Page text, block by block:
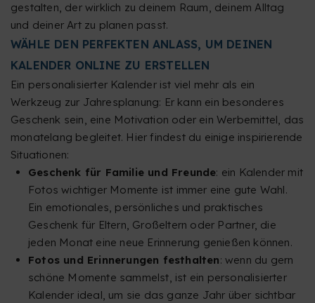
gestalten, der wirklich zu deinem Raum, deinem Alltag
und deiner Art zu planen passt.
WÄHLE DEN PERFEKTEN ANLASS, UM DEINEN
KALENDER ONLINE ZU ERSTELLEN
Ein personalisierter Kalender ist viel mehr als ein
Werkzeug zur Jahresplanung: Er kann ein besonderes
Geschenk sein, eine Motivation oder ein Werbemittel, das
monatelang begleitet. Hier findest du einige inspirierende
Situationen:
Geschenk für Familie und Freunde: ein Kalender mit
Fotos wichtiger Momente ist immer eine gute Wahl.
Ein emotionales, persönliches und praktisches
Geschenk für Eltern, Großeltern oder Partner, die
jeden Monat eine neue Erinnerung genießen können.
Fotos und Erinnerungen festhalten: wenn du gern
schöne Momente sammelst, ist ein personalisierter
Kalender ideal, um sie das ganze Jahr über sichtbar